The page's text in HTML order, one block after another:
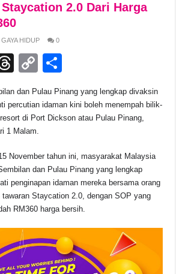
2.0 Dari Harga
GAYA HIDUP 0
T
e
a
d
s
C
p
y
Li
n
k
ar
e
dan Pulau Pinang yang lengkap divaksin
percutian idaman kini boleh menempah bilik-
di Port Dickson atau Pulau Pinang,
1 Malam.
November tahun ini, masyarakat Malaysia
dan Pulau Pinang yang lengkap
penginapan idaman mereka bersama orang
Staycation 2.0, dengan SOP yang
RM360 harga bersih.